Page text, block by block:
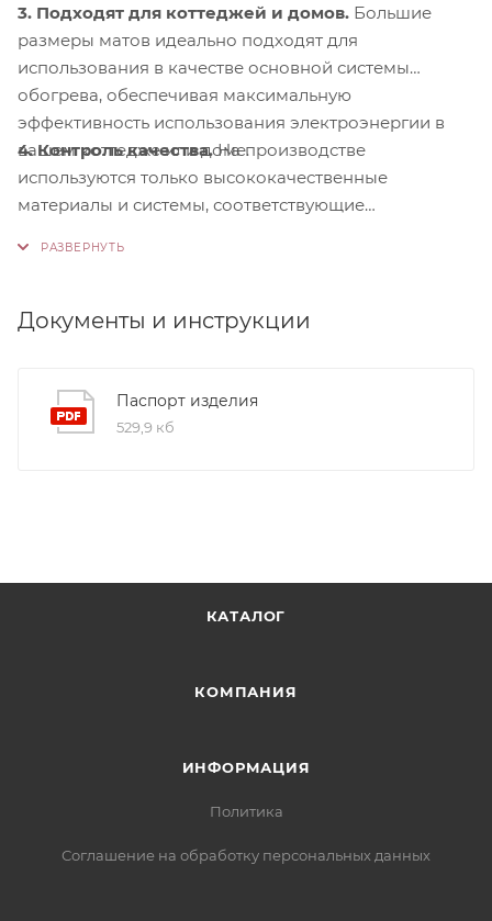
3. Подходят для коттеджей и домов. Большие
размеры матов идеально подходят для
использования в качестве основной системы
обогрева, обеспечивая максимальную
эффективность использования электроэнергии в
вашем коттедже или доме.
4. Контроль качества.На производстве
используются только высококачественные
материалы и системы, соответствующие
Документы и инструкции
Паспорт изделия
529,9 кб
КАТАЛОГ
КОМПАНИЯ
ИНФОРМАЦИЯ
Политика
Соглашение на обработку персональных данных